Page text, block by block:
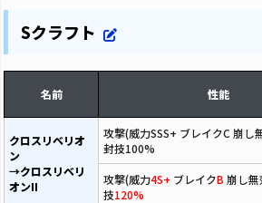
Sクラフト
名前 性能
クロスリベリオ
ン
→クロスリベリ
オンII
攻撃(威力SSS+ ブレイクC 崩し
封技100%
攻撃(威力4S+ ブレイクB 崩し
技120%